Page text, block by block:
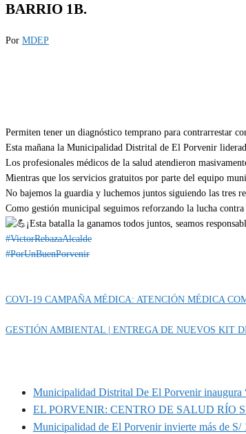
BARRIO 1B.
Por MDEP
Permiten tener un diagnóstico temprano para contrarrestar
Esta mañana la Municipalidad Distrital de El Porvenir
Los profesionales médicos de la salud atendieron
Mientras que los servicios gratuitos por parte del equipo
No bajemos la guardia y luchemos juntos siguiendo las tres
Como gestión municipal seguimos reforzando la lucha
¡Esta batalla la ganamos todos juntos, seamos
#VictorRebazaAlcalde
#PorUnBuenPorvenir
COVI-19 CAMPAÑA MÉDICA: ATENCIÓN MÉDICA
GESTIÓN AMBIENTAL | ENTREGA DE NUEVOS KIT
Municipalidad Distrital De El Porvenir inaugura
EL PORVENIR: CENTRO DE SALUD RÍO
Municipalidad de El Porvenir invierte más de S/